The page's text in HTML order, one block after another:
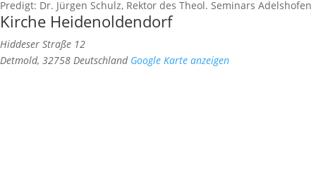
Predigt: Dr. Jürgen Schulz, Rektor des Theol. Seminars Adelshofen
Kirche Heidenoldendorf
Hiddeser Straße 12
Detmold, 32758 Deutschland Google Karte anzeigen